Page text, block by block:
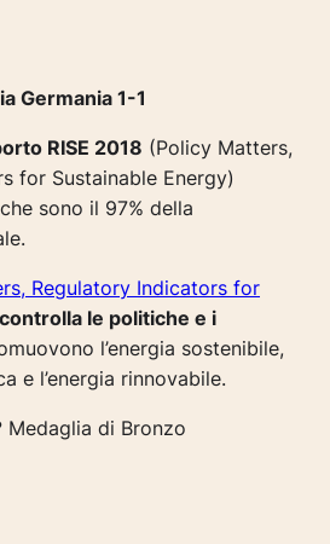
Germania 1-1
RISE 2018 (Policy Matters,
for Sustainable Energy)
sono il 97% della
Regulatory Indicators for
controlla le politiche e i
l’energia sostenibile,
e l’energia rinnovabile.
Medaglia di Bronzo